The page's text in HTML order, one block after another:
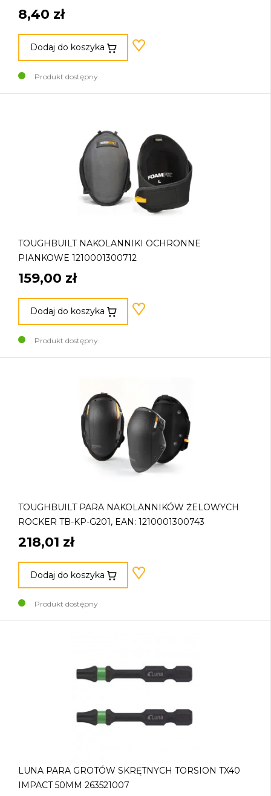
8,40 zł
Dodaj do koszyka
Produkt dostępny
TOUGHBUILT NAKOLANNIKI OCHRONNE
PIANKOWE 1210001300712
159,00 zł
Dodaj do koszyka
Produkt dostępny
TOUGHBUILT PARA NAKOLANNIKÓW ŻELOWYCH
ROCKER TB-KP-G201, EAN: 1210001300743
218,01 zł
Dodaj do koszyka
Produkt dostępny
LUNA PARA GROTÓW SKRĘTNYCH TORSION TX40
IMPACT 50MM 263521007